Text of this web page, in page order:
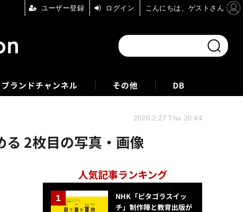
ブランドチャンネル
フォーエム その他 DB
る 2枚目の写真・画像
2020.2.27 Thu 20:44
人気記事ランキング
NHK「ピタゴラスイッ
チ」制作陣と教育出版が
ユーザー登録 ログイン こんにちは、ゲストさん